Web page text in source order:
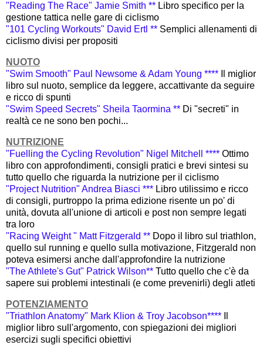
"Reading The Race" Jamie Smith ** Libro specifico per la
gestione tattica nelle gare di ciclismo
"101 Cycling Workouts" David Ertl ** Semplici allenamenti di
ciclismo divisi per propositi
NUOTO
"Swim Smooth" Paul Newsome & Adam Young ****
Il miglior
libro sul nuoto, semplice da leggere, accattivante da seguire
e ricco di spunti
"Swim Speed Secrets" Sheila Taormina ** Di "secreti" in
realtà ce ne sono ben pochi...
NUTRIZIONE
"Fuelling the Cycling Revolution" Nigel Mitchell **** Ottimo
libro con approfondimenti, consigli pratici e brevi sintesi su
tutto quello che riguarda la nutrizione per il ciclismo
"Project Nutrition" Andrea Biasci *** Libro utilissimo e ricco
di consigli, purtroppo la prima edizione risente un po' di
unità, dovuta all'unione di articoli e post non sempre legati
tra loro
"Racing Weight " Matt Fitzgerald ** Dopo il libro sul triathlon,
quello sul running e quello sulla motivazione, Fitzgerald non
poteva esimersi anche dall'approfondire la nutrizione
"The Athlete's Gut" Patrick Wilson** Tutto quello che c'è da
sapere sui problemi intestinali (e come prevenirli) degli atleti
POTENZIAMENTO
"Triathlon Anatomy" Mark Klion & Troy Jacobson****
miglior libro sull'argomento, con spiegazioni dei migliori
esercizi sugli specifici obiettivi